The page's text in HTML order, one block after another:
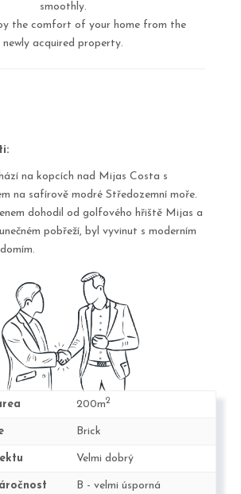
smoothly.
the comfort of your home from the
newly acquired property.
na kopcích nad Mijas Costa s
na safírově modré Středozemní moře.
dohodil od golfového hřiště Mijas a
pobřeží, byl vyvinut s moderním
200m2
Brick
Velmi dobrý
B - velmi úsporná